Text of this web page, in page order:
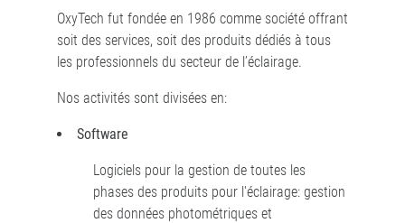
OxyTech fut fondée en 1986 comme société offrant
soit des services, soit des produits dédiés à tous
les professionnels du secteur de l’éclairage.
Nos activités sont divisées en:
Software
Logiciels pour la gestion de toutes les
phases des produits pour l'éclairage: gestion
des données photométriques et